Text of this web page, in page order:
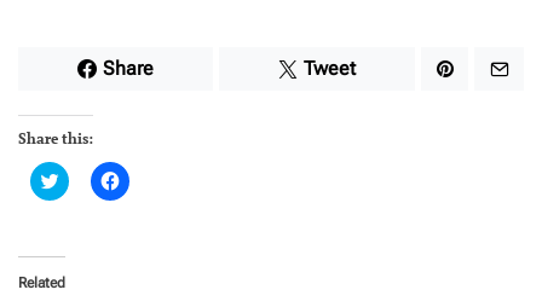
Share Tweet
Share this:
C
l
t
o
s
C
l
Related